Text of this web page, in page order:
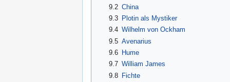
9.2 China
9.3
Plotin als Mystiker
9.4 Wilhelm von Ockham
9.5 Avenarius
9.6
Hume
9.7 William James
9.8 Fichte